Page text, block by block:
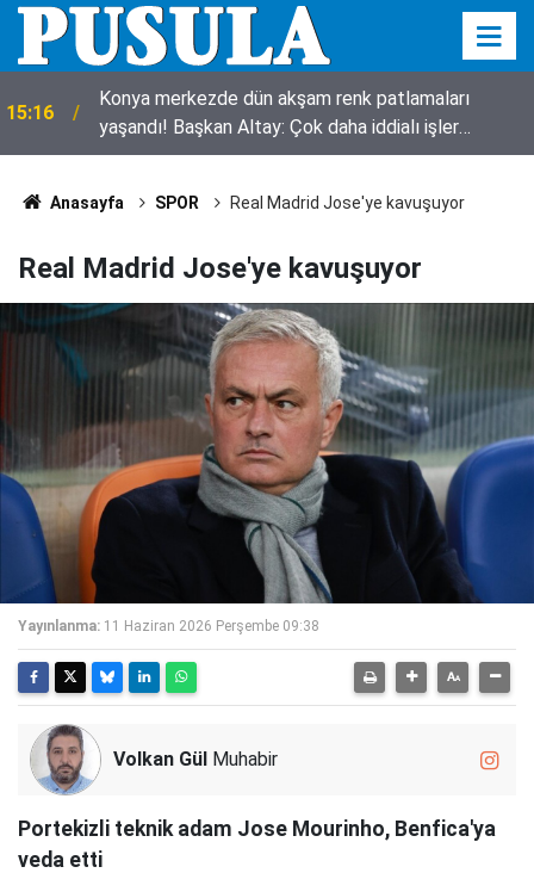
15:16
Konya merkezde dün akşam renk patlamaları
yaşandı! Başkan Altay: Çok daha iddialı işler
yapacağız
Anasayfa SPOR Real Madrid Jose'ye kavuşuyor
Real Madrid Jose'ye kavuşuyor
Yayınlanma: 11 Haziran 2026 Perşembe 09:38
Volkan Gül Muhabir
Portekizli teknik adam Jose Mourinho, Benfica'ya
veda etti